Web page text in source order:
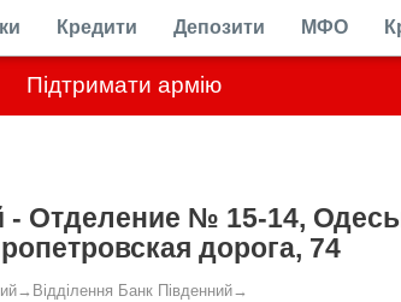
Підтримати армію
Кредити Депозити МФО
- Отделение № 15-14,
дорога, 74
→ Відділення Банк Південний→